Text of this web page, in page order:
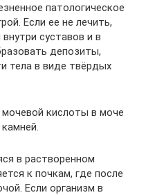
патологическое
Если ее не лечить,
суставов и в
депозиты,
тела в виде твёрдых
кислоты в моче
в растворенном
к почкам, где после
Если организм в